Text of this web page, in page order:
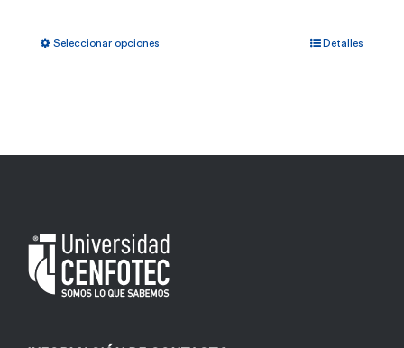
Seleccionar opciones
pueden
elegir
la
Detalles